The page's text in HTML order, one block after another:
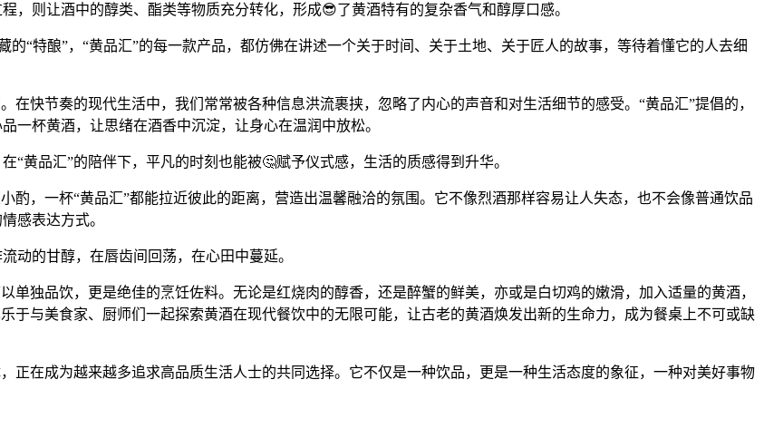
，则让酒中的醇类、酯类等物质充分转化，形成😎了黄酒特有的复杂香气和醇厚口感。
的“特酿”，“黄品汇”的每一款产品，都仿佛在讲述一个关于时间、关于土地、关于匠人的故事，等待着懂它的人去细
在快节奏的现代生活中，我们常常被各种信息洪流裹挟，忽略了内心的声音和对生活细节的感受。“黄品汇”提倡的，
一杯黄酒，让思绪在酒香中沉淀，让身心在温润中放松。
黄品汇”的陪伴下，平凡的时刻也能被🤔赋予仪式感，生活的质感得到升华。
酌，一杯“黄品汇”都能拉近彼此的距离，营造出温馨融洽的氛围。它不像烈酒那样容易让人失态，也不会像普通饮品
感表达方式。
动的甘醇，在唇齿间回荡，在心田中蔓延。
单独品饮，更是绝佳的烹饪佐料。无论是红烧肉的醇香，还是醉蟹的鲜美，亦或是白切鸡的嫩滑，加入适量的黄酒，
于与美食家、厨师们一起探索黄酒在现代餐饮中的无限可能，让古老的黄酒焕发出新的生命力，成为餐桌上不可或缺
正在成为越来越多追求高品质生活人士的共同选择。它不仅是一种饮品，更是一种生活态度的象征，一种对美好事物